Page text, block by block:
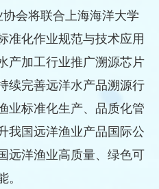
会将联合上海海洋大学
准化作业规范与技术应用
产加工行业推广溯源芯片
续完善远洋水产品溯源行
业标准化生产、品质化管
我国远洋渔业产品国际公
远洋渔业高质量、绿色可
。